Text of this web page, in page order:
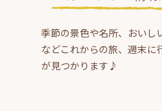
季節の景色や名所、おいし
などこれからの旅、週末に
が見つかります♪